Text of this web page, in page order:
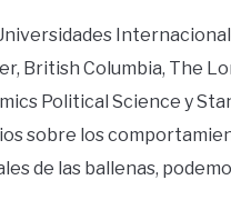
British Columbia, The
Political Science y
sobre los
de las ballenas,